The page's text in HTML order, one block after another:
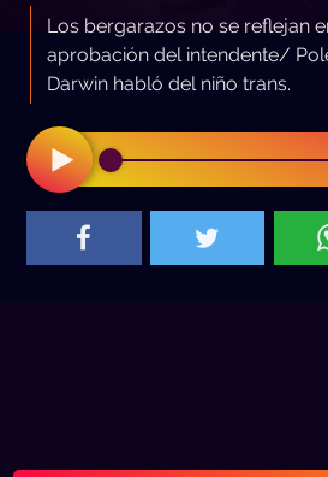
Los bergarazos no se reflejan
aprobación del intendente/
Darwin habló del niño trans.